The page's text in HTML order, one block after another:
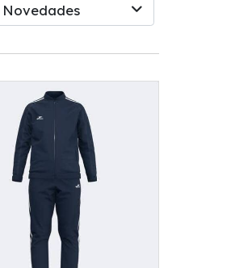
Novedades